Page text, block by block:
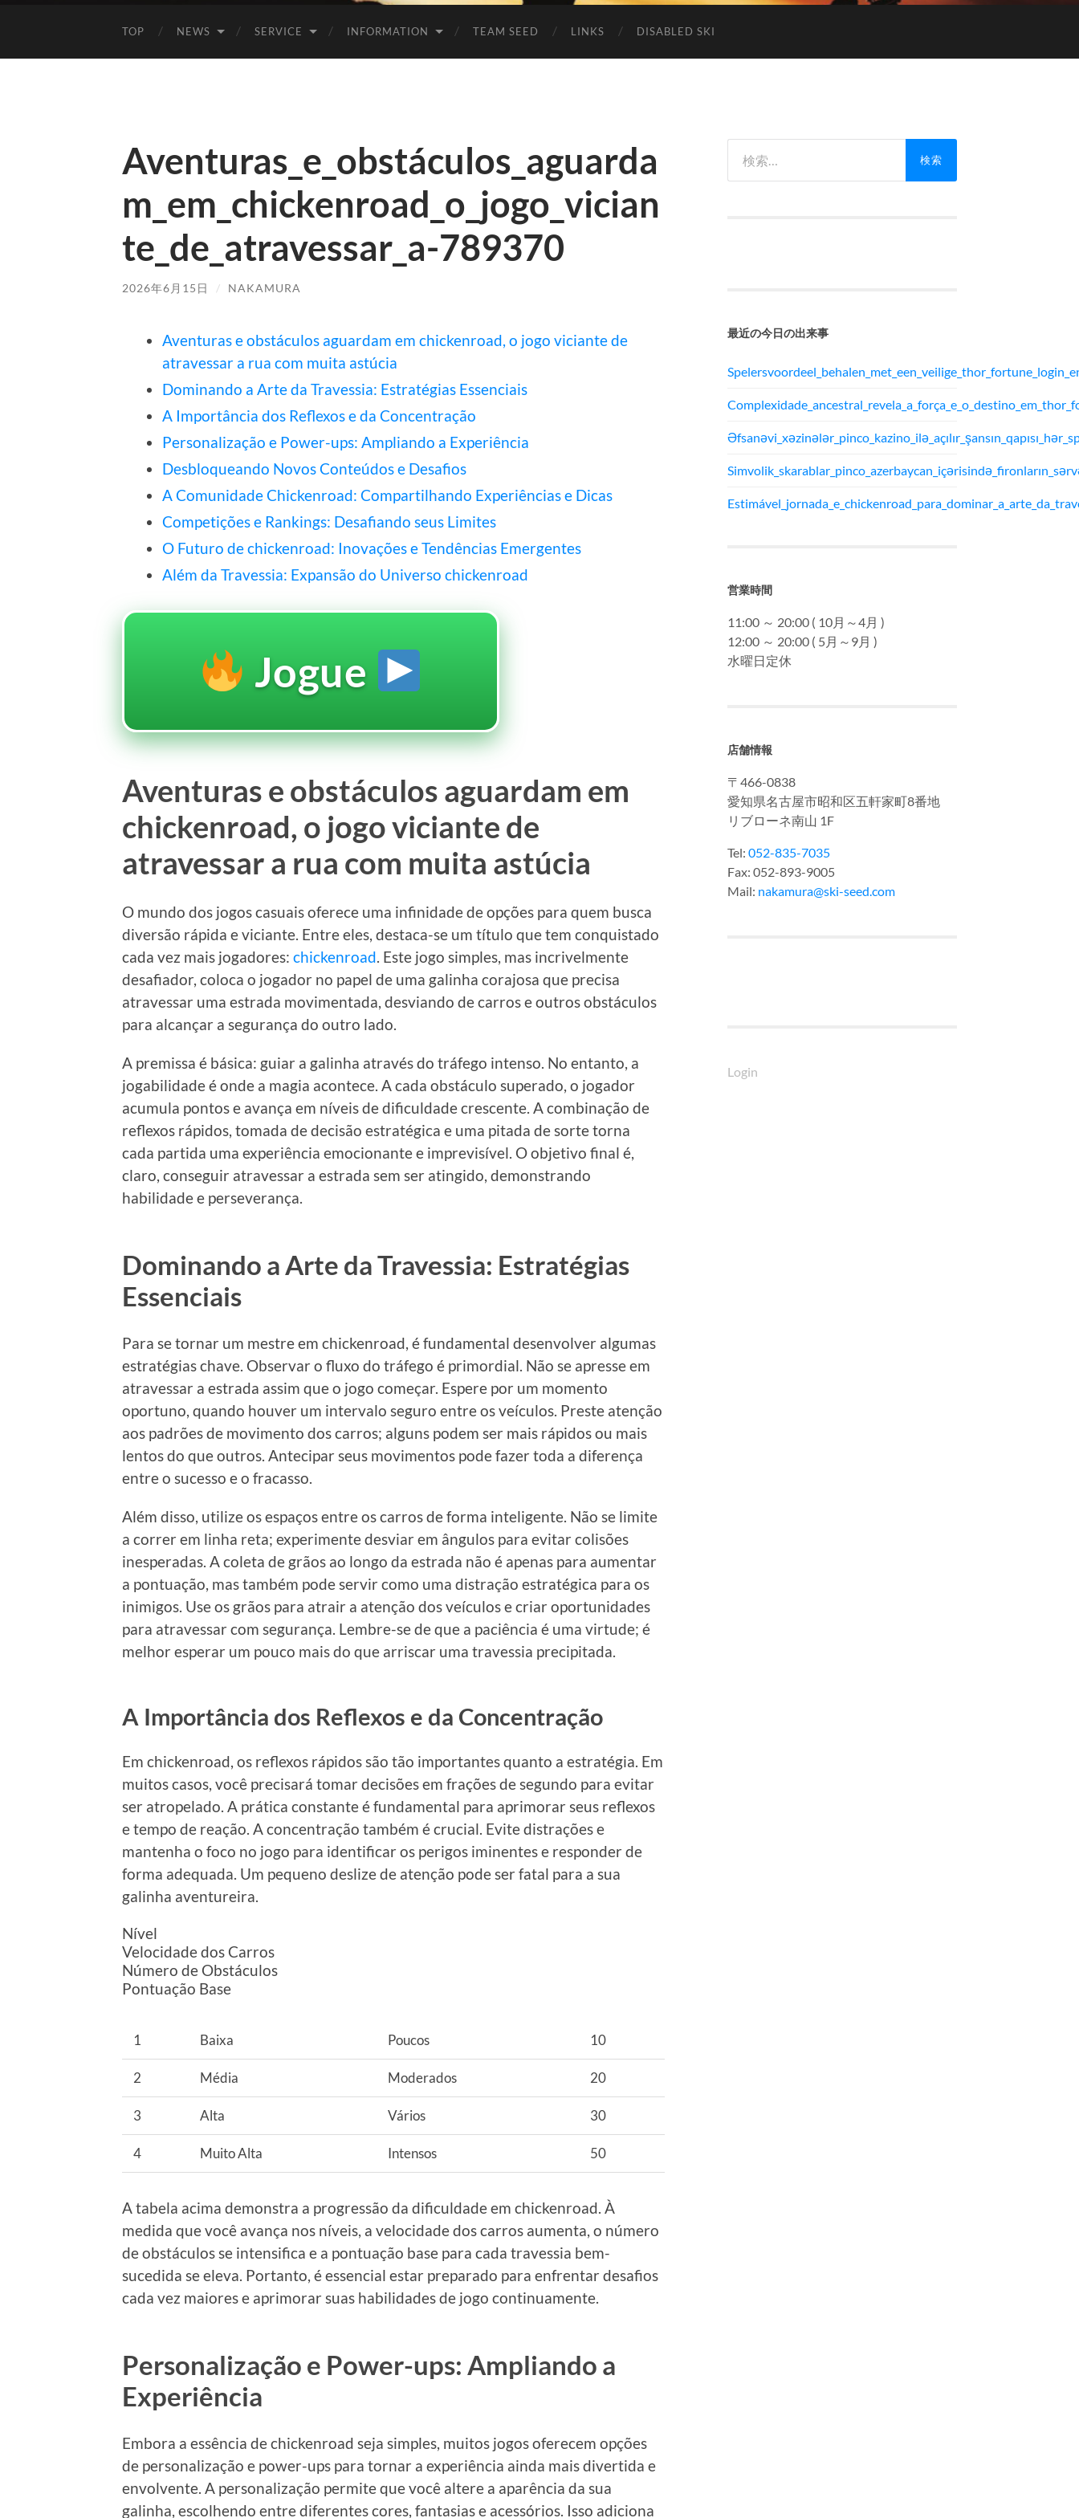
TOP NEWS SERVICE INFORMATION TEAM SEED LINKS DISABLED SKI
Aventuras_e_obstáculos_aguarda
m_em_chickenroad_o_jogo_vician
te_de_atravessar_a-789370
2026年6月15日 / NAKAMURA
Aventuras e obstáculos aguardam em chickenroad, o jogo viciante de
atravessar a rua com muita astúcia
Dominando a Arte da Travessia: Estratégias Essenciais
A Importância dos Reflexos e da Concentração
Personalização e Power-ups: Ampliando a Experiência
Desbloqueando Novos Conteúdos e Desafios
A Comunidade Chickenroad: Compartilhando Experiências e Dicas
Competições e Rankings: Desafiando seus Limites
O Futuro de chickenroad: Inovações e Tendências Emergentes
Além da Travessia: Expansão do Universo chickenroad
Jogue
Aventuras e obstáculos aguardam em
chickenroad, o jogo viciante de
atravessar a rua com muita astúcia
O mundo dos jogos casuais oferece uma infinidade de opções para quem busca
diversão rápida e viciante. Entre eles, destaca-se um título que tem conquistado
cada vez mais jogadores: chickenroad . Este jogo simples, mas incrivelmente
desafiador, coloca o jogador no papel de uma galinha corajosa que precisa
atravessar uma estrada movimentada, desviando de carros e outros obstáculos
para alcançar a segurança do outro lado.
A premissa é básica: guiar a galinha através do tráfego intenso. No entanto, a
jogabilidade é onde a magia acontece. A cada obstáculo superado, o jogador
acumula pontos e avança em níveis de dificuldade crescente. A combinação de
reflexos rápidos, tomada de decisão estratégica e uma pitada de sorte torna
cada partida uma experiência emocionante e imprevisível. O objetivo final é,
claro, conseguir atravessar a estrada sem ser atingido, demonstrando
habilidade e perseverança.
Dominando a Arte da Travessia: Estratégias
Essenciais
Para se tornar um mestre em chickenroad, é fundamental desenvolver algumas
estratégias chave. Observar o fluxo do tráfego é primordial. Não se apresse em
atravessar a estrada assim que o jogo começar. Espere por um momento
oportuno, quando houver um intervalo seguro entre os veículos. Preste atenção
aos padrões de movimento dos carros; alguns podem ser mais rápidos ou mais
lentos do que outros. Antecipar seus movimentos pode fazer toda a diferença
entre o sucesso e o fracasso.
Além disso, utilize os espaços entre os carros de forma inteligente. Não se limite
a correr em linha reta; experimente desviar em ângulos para evitar colisões
inesperadas. A coleta de grãos ao longo da estrada não é apenas para aumentar
a pontuação, mas também pode servir como uma distração estratégica para os
inimigos. Use os grãos para atrair a atenção dos veículos e criar oportunidades
para atravessar com segurança. Lembre-se de que a paciência é uma virtude; é
melhor esperar um pouco mais do que arriscar uma travessia precipitada.
A Importância dos Reflexos e da Concentração
Em chickenroad, os reflexos rápidos são tão importantes quanto a estratégia. Em
muitos casos, você precisará tomar decisões em frações de segundo para evitar
ser atropelado. A prática constante é fundamental para aprimorar seus reflexos
e tempo de reação. A concentração também é crucial. Evite distrações e
mantenha o foco no jogo para identificar os perigos iminentes e responder de
forma adequada. Um pequeno deslize de atenção pode ser fatal para a sua
galinha aventureira.
Nível
Velocidade dos Carros
Número de Obstáculos
Pontuação Base
1 Baixa Poucos 10
2 Média Moderados 20
3 Alta Vários 30
4 Muito Alta Intensos 50
A tabela acima demonstra a progressão da dificuldade em chickenroad. À
medida que você avança nos níveis, a velocidade dos carros aumenta, o número
de obstáculos se intensifica e a pontuação base para cada travessia bem-
sucedida se eleva. Portanto, é essencial estar preparado para enfrentar desafios
cada vez maiores e aprimorar suas habilidades de jogo continuamente.
Personalização e Power-ups: Ampliando a
Experiência
Embora a essência de chickenroad seja simples, muitos jogos oferecem opções
de personalização e power-ups para tornar a experiência ainda mais divertida e
envolvente. A personalização permite que você altere a aparência da sua
galinha, escolhendo entre diferentes cores, fantasias e acessórios. Isso adiciona
最近の今日の出来事
営業時間
11:00 ～ 20:00 ( 10月～4月 )
12:00 ～ 20:00 ( 5月～9月 )
水曜日定休
店舗情報
〒466-0838
愛知県名古屋市昭和区五軒家町8番地
リブローネ南山 1F
Tel: 052-835-7035
Fax: 052-893-9005
Mail: nakamura@ski-seed.com
Login